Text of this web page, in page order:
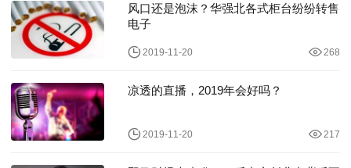
风口还是泡沫？华强北各式柜台纷纷转售
电子
2019-11-20 268
凉透的直播，2019年会好吗？
2019-11-20 217